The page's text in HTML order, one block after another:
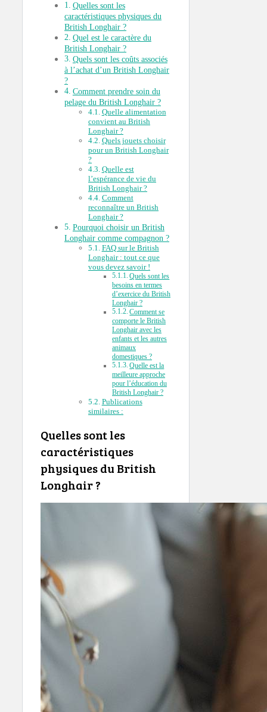
Quelles sont les
caractéristiques physiques du
British Longhair ?
Quel est le caractère du
British Longhair ?
Quels sont les coûts associés
à l’achat d’un British Longhair
?
Comment prendre soin du
pelage du British Longhair ?
Quelle alimentation
convient au British
Longhair ?
Quels jouets choisir
pour un British Longhair
?
Quelle est
l’espérance de vie du
British Longhair ?
Comment
reconnaître un British
Longhair ?
Pourquoi choisir un British
Longhair comme compagnon ?
FAQ sur le British
Longhair : tout ce que
vous devez savoir !
Quels sont les
besoins en termes
d’exercice du British
Longhair ?
Comment se
comporte le British
Longhair avec les
enfants et les autres
animaux
domestiques ?
Quelle est la
meilleure approche
pour l’éducation du
British Longhair ?
Publications
similaires :
Quelles sont les
caractéristiques
physiques du British
Longhair ?